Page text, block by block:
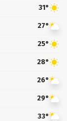
31°
27°
25°
28°
26°
29°
33°